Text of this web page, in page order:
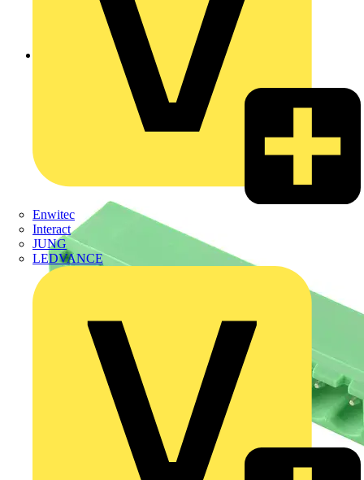
Enwitec
Interact
JUNG
LEDVANCE
Zurück zu Produkte